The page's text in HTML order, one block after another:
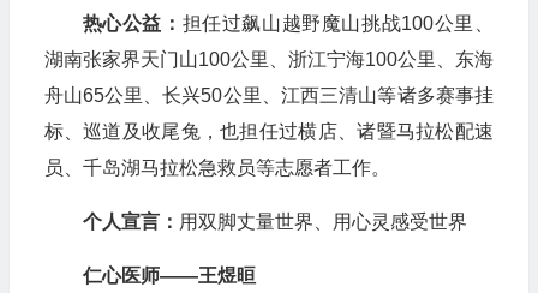
热心公益： 担任过飙山越野魔山挑战100公里、
湖南张家界天门山100公里、浙江宁海100公里、东海
舟山65公里、长兴50公里、江西三清山等诸多赛事挂
标、巡道及收尾兔，也担任过横店、诸暨马拉松配速
员、千岛湖马拉松急救员等志愿者工作。
个人宣言： 用双脚丈量世界、用心灵感受世界
仁心医师——王煜晅